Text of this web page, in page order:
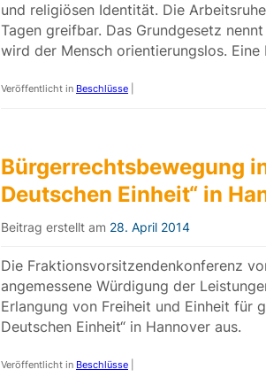
und religiösen Identität. Die
Tagen greifbar. Das Grundgesetz
wird der Mensch orientierungslos.
Veröffentlicht in Beschlüsse
Bürgerrechtsbewegung
Deutschen Einheit“ in
Beitrag erstellt am 28. April 2014
Die Fraktionsvorsitzendenkonferenz
angemessene Würdigung der
Erlangung von Freiheit und Einheit für
Deutschen Einheit“ in Hannover aus.
Veröffentlicht in Beschlüsse